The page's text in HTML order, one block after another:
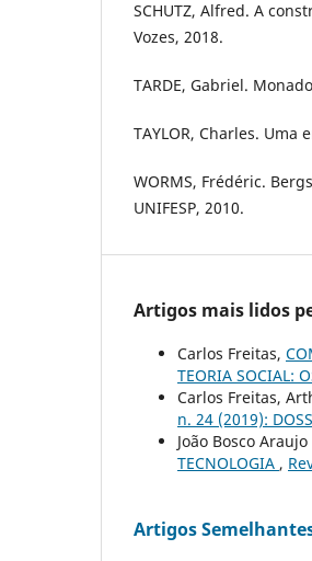
SCHUTZ, Alfred. A
Vozes, 2018.
TARDE, Gabriel.
TAYLOR, Charles. Uma
WORMS, Frédéric.
UNIFESP, 2010.
Artigos mais lidos
Carlos Freitas,
TEORIA SOCIAL:
Carlos Freitas,
n. 24 (2019):
João Bosco
TECNOLOGIA ,
Artigos